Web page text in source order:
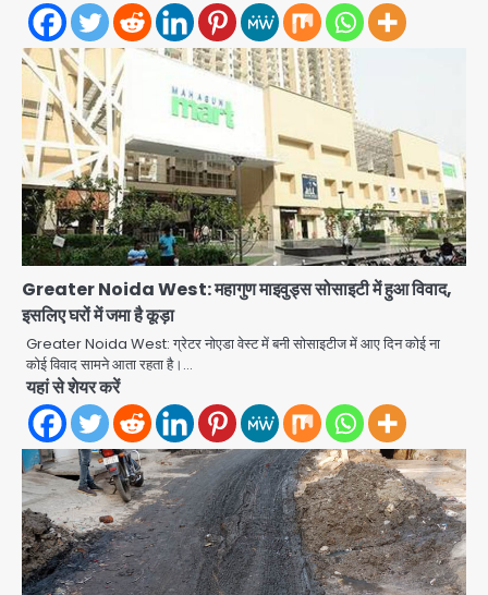
Greater Noida West: महागुण माइवुड्स सोसाइटी में हुआ विवाद,
इसलिए घरों में जमा है कूड़ा
Greater Noida West: ग्रेटर नोएडा वेस्ट में बनी सोसाइटीज में आए दिन कोई ना
कोई विवाद सामने आता रहता है।…
यहां से शेयर करें
2
Rahul Gandhi’s Prayagraj
speech: युवाओं को ‘दर्द, डेटा, दौलत’ का
3
युवा इनोवेटरों की सोच से हाईटेक होगी दिल्ली
पुलिस
Team JHJ
सुदर्शन शक्ति-वी अभ्यास में मॉक आॅपरेशन